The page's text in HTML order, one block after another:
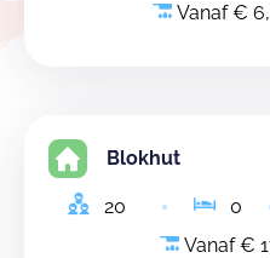
Vanaf €
Blokhut
20 0
Vanaf €